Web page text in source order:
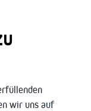
wir uns auf